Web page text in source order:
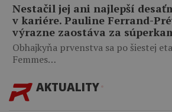
Nestačil jej ani najlepší
v kariére. Pauline Ferrand-
výrazne zaostáva za
Obhajkyňa prvenstva sa po šiestej
Femmes…
AKTUALITY